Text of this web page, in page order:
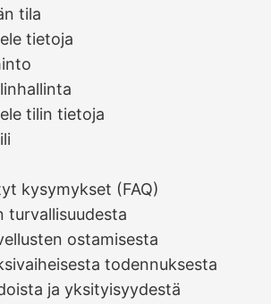
tila
tietoja
tilin tietoja
kysymykset (FAQ)
turvallisuudesta
ostamisesta
todennuksesta
ja yksityisyydestä